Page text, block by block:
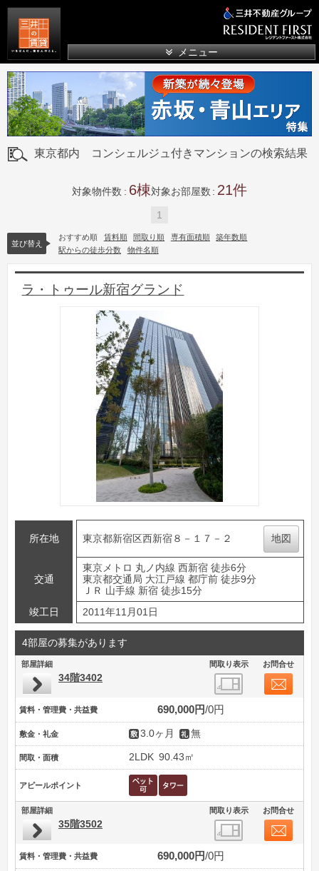
メニュー
東京都内 コンシェルジュ付きマンションの検索結果
対象物件数 6 対象お部屋数 21
1
並び替え
おすすめ順 賃料順 間取り順 専有面積順
築年数順
駅からの徒歩分数
物件名順
ラ・トゥール新宿グランド
所在地 東京都新宿区西新宿８－１７－２ 地図
交通
東京メトロ 丸ノ内線 西新宿 徒歩6分
東京都交通局 大江戸線 都庁前 徒歩9分
ＪＲ 山手線 新宿 徒歩15分
竣工日
2011年11月01日
4部屋の募集があります
部屋詳細 間取り表示 お問合せ
34階3402
賃料・管理費・共益費 690,000円 0円
敷金・礼金 3.0ヶ月 無
間取・面積 2LDK 90.43㎡
アピールポイント
部屋詳細 間取り表示 お問合せ
35階3502
賃料・管理費・共益費 690,000円 0円